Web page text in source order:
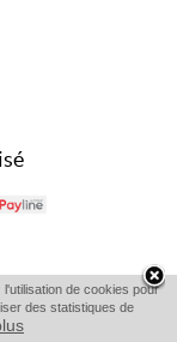
de cookies pour
des statistiques de